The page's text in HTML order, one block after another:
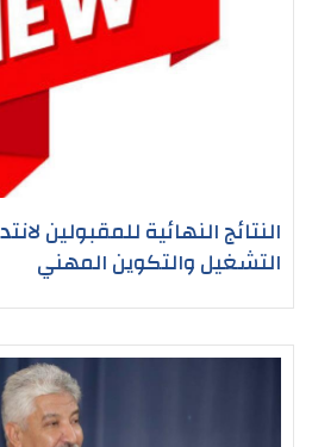
النتائج النهائية للمقبولين
التشغيل والتكوين المهني